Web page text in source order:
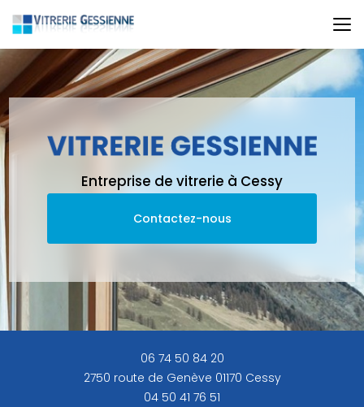
au
contenu
principal
Entreprise de vitrerie à Cessy
Contactez-nous
06 74 50 84 20
2750 route de Genève 01170 Cessy
04 50 41 76 51